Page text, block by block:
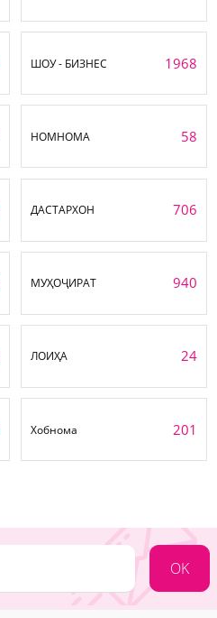
ШОУ - БИЗНЕС 1968
НОМНОМА 58
ДАСТАРХОН 706
МУҲОҶИРАТ 940
ЛОИҲА 24
Хобнома 201
OK